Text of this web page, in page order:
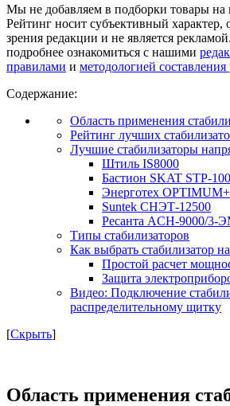
Мы не добавляем в подборки товары на
Рейтинг носит субъективный характер,
зрения редакции и не является
подробнее ознакомиться с нашими
правилами и методологией составления
Содержание:
Область применения
Рейтинг лучших
Лучшие стабилизаторы
Штиль IS8000
Бастион SKAT STP-
Энерготех
Suntek СНЭТ-12500
Ресанта ACH-9000/3-
Типы стабилизаторов
Как выбрать стабилизатор
Простой расчет
Защита
Видео: Подключение
распределительному щитку
[Скрыть]
Область применения